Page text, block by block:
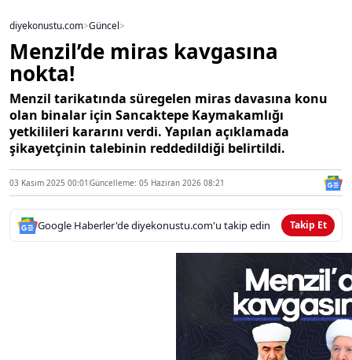
diyekonustu.com>Güncel>
Menzil’de miras kavgasına
nokta!
Menzil tarikatında süregelen miras davasına konu
olan binalar için Sancaktepe Kaymakamlığı
yetkilileri kararını verdi. Yapılan açıklamada
şikayetçinin talebinin reddedildiği belirtildi.
03 Kasım 2025 00:01 Güncelleme: 05 Haziran 2026 08:21
Google Haberler'de diyekonustu.com'u takip edin Takip Et